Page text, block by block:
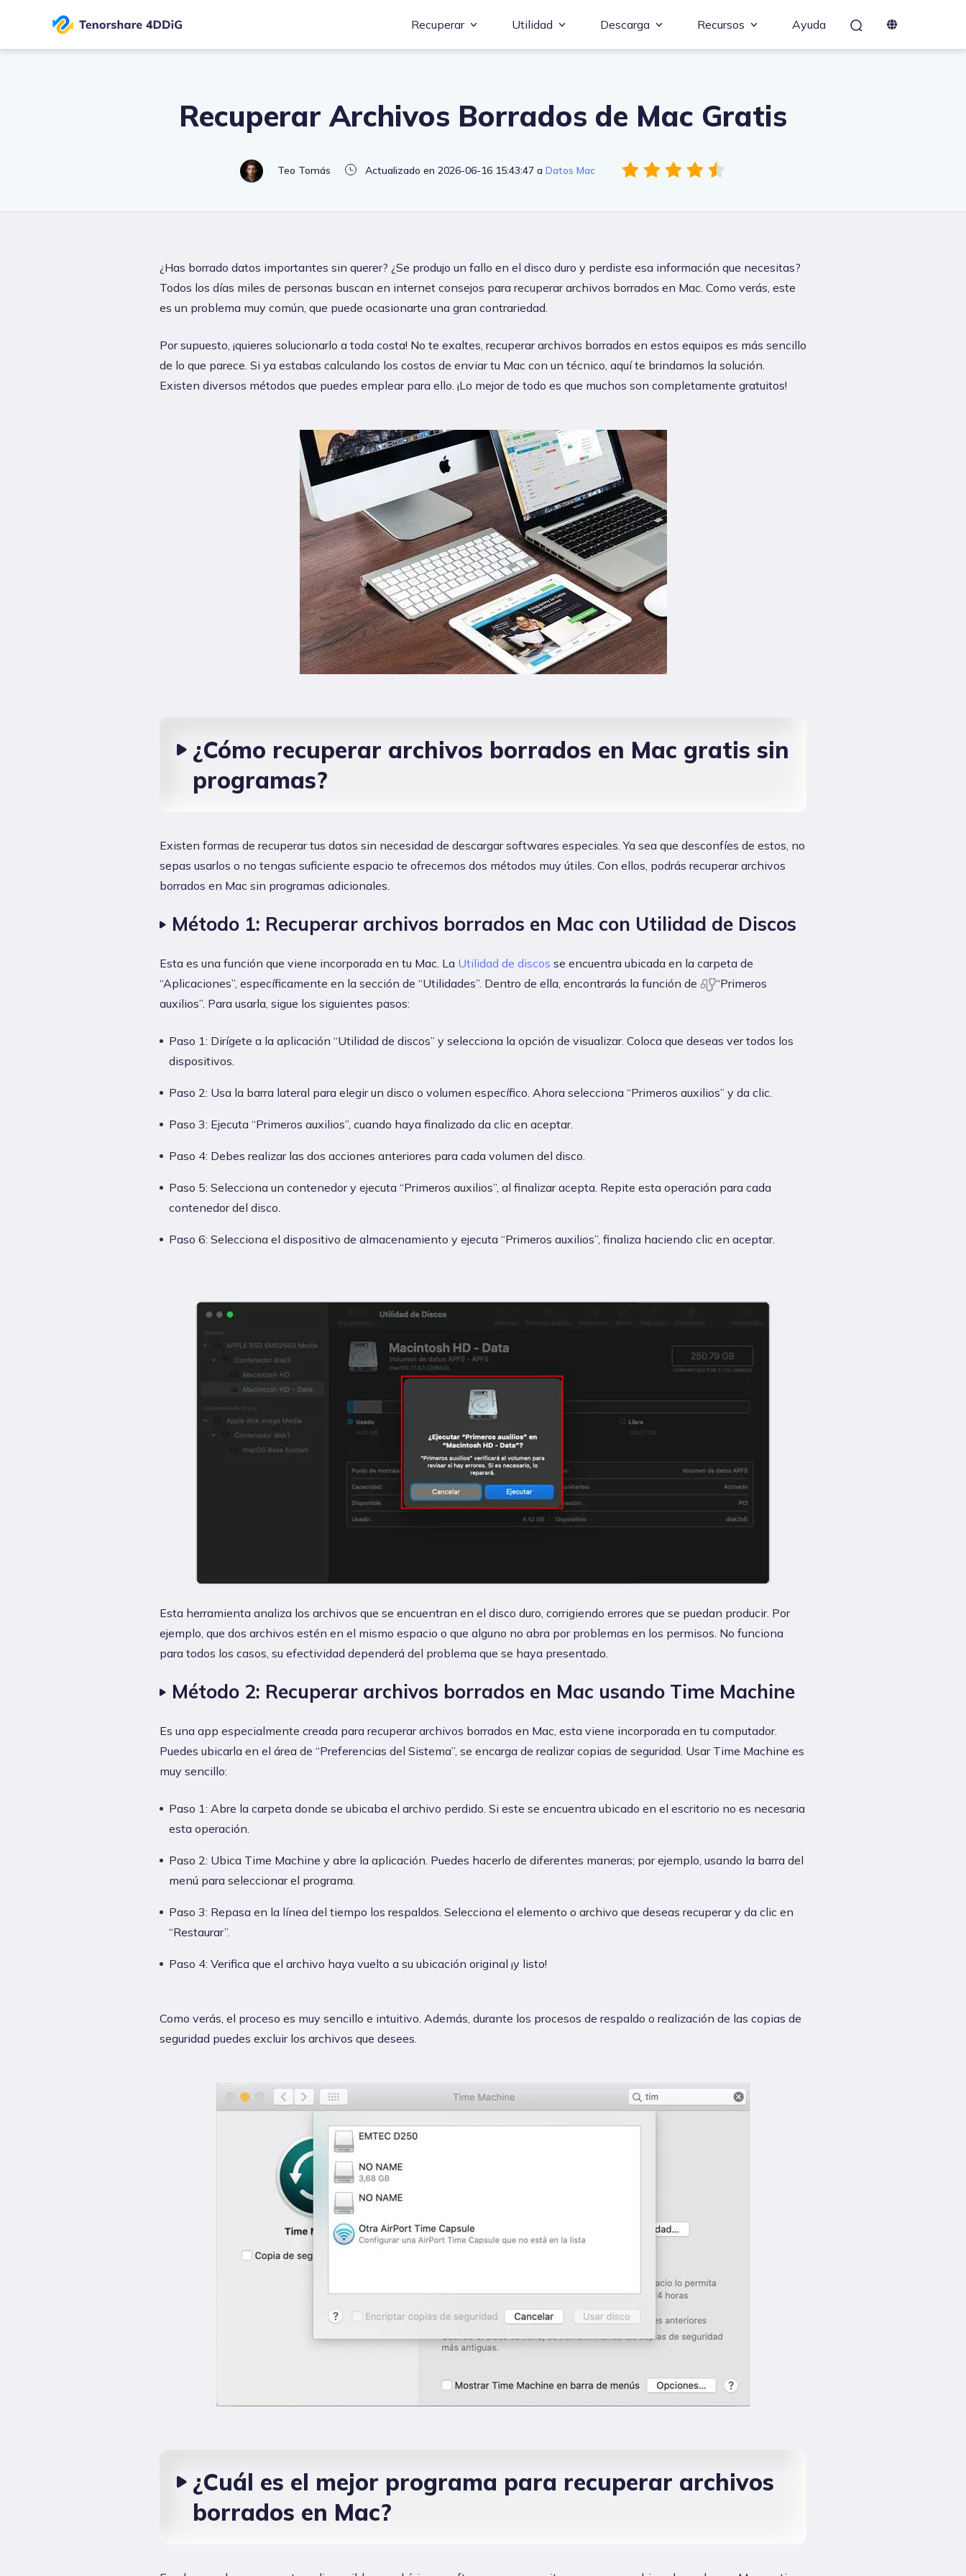
Recuperar Utilidad Descarga Recursos Ayuda
Recuperar Archivos Borrados de Mac Gratis
Teo Tomás Actualizado en 2026-06-16 15:43:47 a Datos Mac
¿Has borrado datos importantes sin querer? ¿Se produjo un fallo en el disco duro y perdiste esa información que necesitas?
Todos los días miles de personas buscan en internet consejos para recuperar archivos borrados en Mac. Como verás, este
es un problema muy común, que puede ocasionarte una gran contrariedad.
Por supuesto, ¡quieres solucionarlo a toda costa! No te exaltes, recuperar archivos borrados en estos equipos es más sencillo
de lo que parece. Si ya estabas calculando los costos de enviar tu Mac con un técnico, aquí te brindamos la solución.
Existen diversos métodos que puedes emplear para ello. ¡Lo mejor de todo es que muchos son completamente gratuitos!
¿Cómo recuperar archivos borrados en Mac gratis sin
programas?
Existen formas de recuperar tus datos sin necesidad de descargar softwares especiales. Ya sea que desconfíes de estos, no
sepas usarlos o no tengas suficiente espacio te ofrecemos dos métodos muy útiles. Con ellos, podrás recuperar archivos
borrados en Mac sin programas adicionales.
Método 1: Recuperar archivos borrados en Mac con Utilidad de Discos
Esta es una función que viene incorporada en tu Mac. La Utilidad de discos se encuentra ubicada en la carpeta de
“Aplicaciones”, específicamente en la sección de “Utilidades”. Dentro de ella, encontrarás la función de
“Primeros
auxilios”. Para usarla, sigue los siguientes pasos:
Paso 1: Dirígete a la aplicación “Utilidad de discos” y selecciona la opción de visualizar. Coloca que deseas ver todos los
dispositivos.
Paso 2: Usa la barra lateral para elegir un disco o volumen específico. Ahora selecciona “Primeros auxilios” y da clic.
Paso 3: Ejecuta “Primeros auxilios”, cuando haya finalizado da clic en aceptar.
Paso 4: Debes realizar las dos acciones anteriores para cada volumen del disco.
Paso 5: Selecciona un contenedor y ejecuta “Primeros auxilios”, al finalizar acepta. Repite esta operación para cada
contenedor del disco.
Paso 6: Selecciona el dispositivo de almacenamiento y ejecuta “Primeros auxilios”, finaliza haciendo clic en aceptar.
Esta herramienta analiza los archivos que se encuentran en el disco duro, corrigiendo errores que se puedan producir. Por
ejemplo, que dos archivos estén en el mismo espacio o que alguno no abra por problemas en los permisos. No funciona
para todos los casos, su efectividad dependerá del problema que se haya presentado.
Método 2: Recuperar archivos borrados en Mac usando Time Machine
Es una app especialmente creada para recuperar archivos borrados en Mac, esta viene incorporada en tu computador.
Puedes ubicarla en el área de “Preferencias del Sistema”, se encarga de realizar copias de seguridad. Usar Time Machine es
muy sencillo:
Paso 1: Abre la carpeta donde se ubicaba el archivo perdido. Si este se encuentra ubicado en el escritorio no es necesaria
esta operación.
Paso 2: Ubica Time Machine y abre la aplicación. Puedes hacerlo de diferentes maneras; por ejemplo, usando la barra del
menú para seleccionar el programa.
Paso 3: Repasa en la línea del tiempo los respaldos. Selecciona el elemento o archivo que deseas recuperar y da clic en
“Restaurar”.
Paso 4: Verifica que el archivo haya vuelto a su ubicación original ¡y listo!
Como verás, el proceso es muy sencillo e intuitivo. Además, durante los procesos de respaldo o realización de las copias de
seguridad puedes excluir los archivos que desees.
¿Cuál es el mejor programa para recuperar archivos
borrados en Mac?